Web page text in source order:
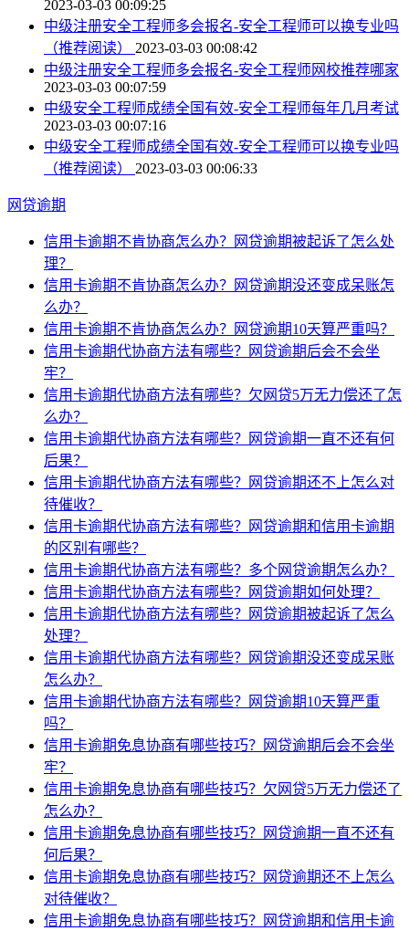
2023-03-03 00:09:25
中级注册安全工程师多会报名-安全工程师可以换专业吗
（推荐阅读） 2023-03-03 00:08:42
中级注册安全工程师多会报名-安全工程师网校推荐哪家
2023-03-03 00:07:59
中级安全工程师成绩全国有效-安全工程师每年几月考试
2023-03-03 00:07:16
中级安全工程师成绩全国有效-安全工程师可以换专业吗
（推荐阅读） 2023-03-03 00:06:33
网贷逾期
信用卡逾期不肯协商怎么办？网贷逾期被起诉了怎么处
理？
信用卡逾期不肯协商怎么办？网贷逾期没还变成呆账怎
么办？
信用卡逾期不肯协商怎么办？网贷逾期10天算严重吗？
信用卡逾期代协商方法有哪些？网贷逾期后会不会坐
牢？
信用卡逾期代协商方法有哪些？欠网贷5万无力偿还了怎
么办？
信用卡逾期代协商方法有哪些？网贷逾期一直不还有何
后果？
信用卡逾期代协商方法有哪些？网贷逾期还不上怎么对
待催收？
信用卡逾期代协商方法有哪些？网贷逾期和信用卡逾期
的区别有哪些？
信用卡逾期代协商方法有哪些？多个网贷逾期怎么办？
信用卡逾期代协商方法有哪些？网贷逾期如何处理？
信用卡逾期代协商方法有哪些？网贷逾期被起诉了怎么
处理？
信用卡逾期代协商方法有哪些？网贷逾期没还变成呆账
怎么办？
信用卡逾期代协商方法有哪些？网贷逾期10天算严重
吗？
信用卡逾期免息协商有哪些技巧？网贷逾期后会不会坐
牢？
信用卡逾期免息协商有哪些技巧？欠网贷5万无力偿还了
怎么办？
信用卡逾期免息协商有哪些技巧？网贷逾期一直不还有
何后果？
信用卡逾期免息协商有哪些技巧？网贷逾期还不上怎么
对待催收？
信用卡逾期免息协商有哪些技巧？网贷逾期和信用卡逾